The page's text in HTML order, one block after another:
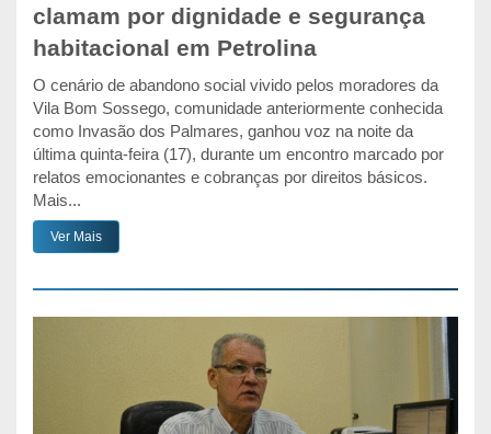
clamam por dignidade e segurança
habitacional em Petrolina
O cenário de abandono social vivido pelos moradores da
Vila Bom Sossego, comunidade anteriormente conhecida
como Invasão dos Palmares, ganhou voz na noite da
última quinta-feira (17), durante um encontro marcado por
relatos emocionantes e cobranças por direitos básicos.
Mais...
Ver Mais